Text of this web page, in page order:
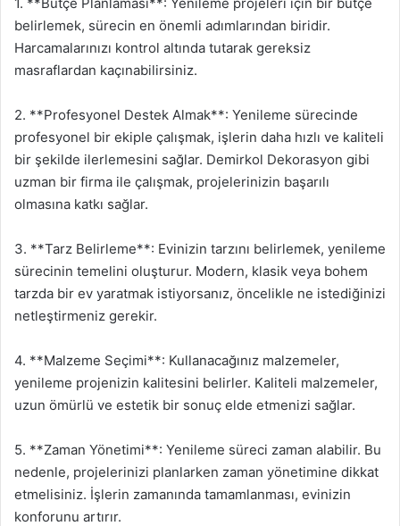
belirlemek, sürecin en önemli adımlarından biridir.
Harcamalarınızı kontrol altında tutarak gereksiz
masraflardan kaçınabilirsiniz.
2. **Profesyonel Destek Almak**: Yenileme sürecinde
profesyonel bir ekiple çalışmak, işlerin daha hızlı ve kaliteli
bir şekilde ilerlemesini sağlar. Demirkol Dekorasyon gibi
uzman bir firma ile çalışmak, projelerinizin başarılı
olmasına katkı sağlar.
3. **Tarz Belirleme**: Evinizin tarzını belirlemek, yenileme
sürecinin temelini oluşturur. Modern, klasik veya bohem
tarzda bir ev yaratmak istiyorsanız, öncelikle ne istediğinizi
netleştirmeniz gerekir.
4. **Malzeme Seçimi**: Kullanacağınız malzemeler,
yenileme projenizin kalitesini belirler. Kaliteli malzemeler,
uzun ömürlü ve estetik bir sonuç elde etmenizi sağlar.
5. **Zaman Yönetimi**: Yenileme süreci zaman alabilir. Bu
nedenle, projelerinizi planlarken zaman yönetimine dikkat
etmelisiniz. İşlerin zamanında tamamlanması, evinizin
konforunu artırır.